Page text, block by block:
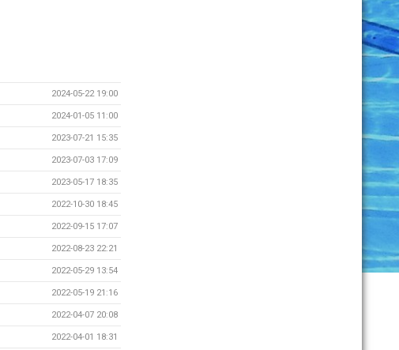
2024-05-22 19:00
2024-01-05 11:00
2023-07-21 15:35
2023-07-03 17:09
2023-05-17 18:35
2022-10-30 18:45
2022-09-15 17:07
2022-08-23 22:21
2022-05-29 13:54
2022-05-19 21:16
2022-04-07 20:08
2022-04-01 18:31